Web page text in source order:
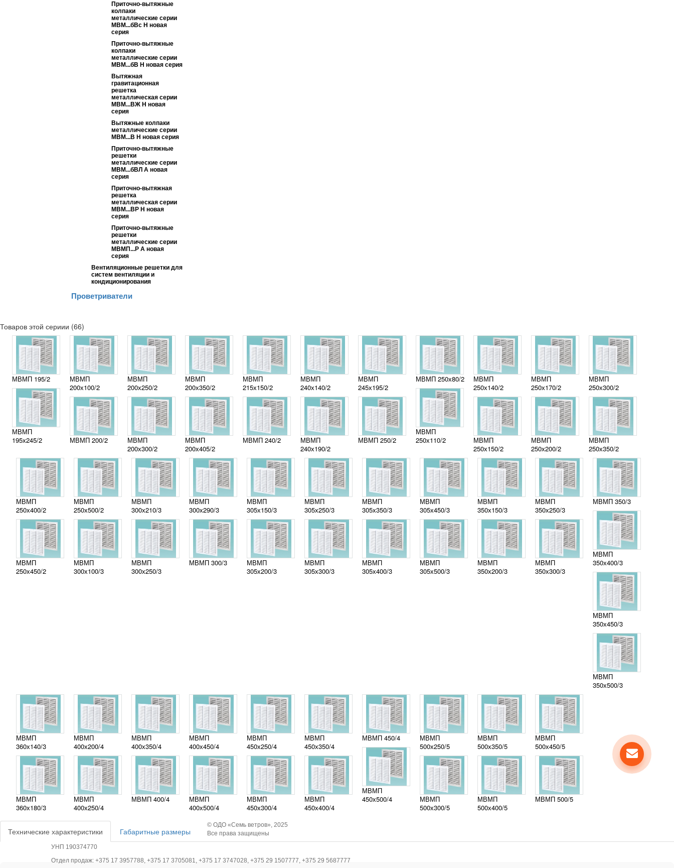
Приточно-вытяжные
колпаки
металлические серии
МВМ...бВс Н новая
серия
Приточно-вытяжные
колпаки
металлические серии
МВМ...бВ Н новая серия
Вытяжная
гравитационная
решетка
металлическая серии
МВМ...ВЖ Н новая
серия
Вытяжные колпаки
металлические серии
МВМ...В Н новая серия
Приточно-вытяжные
решетки
металлические серии
МВМ...бВЛ A новая
серия
Приточно-вытяжная
решетка
металлическая серии
МВМ...ВР Н новая
серия
Приточно-вытяжные
решетки
металлические серии
МВМП...Р А новая
серия
Вентиляционные решетки для
систем вентиляции и
кондиционирования
Проветриватели
Товаров этой сериии (66)
МВМП 195/2
МВМП
195х245/2
МВМП
200х100/2
МВМП 200/2
МВМП
200х250/2
МВМП
200х300/2
МВМП
200х350/2
МВМП
200х405/2
МВМП
215х150/2
МВМП 240/2
МВМП
240х140/2
МВМП
240х190/2
МВМП
245х195/2
МВМП 250/2
МВМП 250х80/2
МВМП
250х110/2
МВМП
250х140/2
МВМП
250х150/2
МВМП
250х170/2
МВМП
250х200/2
МВМП
250х300/2
МВМП
250х350/2
МВМП
250х400/2
МВМП
250х450/2
МВМП
250х500/2
МВМП
300х100/3
МВМП
300х210/3
МВМП
300х250/3
МВМП
300х290/3
МВМП 300/3
МВМП
305х150/3
МВМП
305х200/3
МВМП
305х250/3
МВМП
305х300/3
МВМП
305х350/3
МВМП
305х400/3
МВМП
305х450/3
МВМП
305х500/3
МВМП
350х150/3
МВМП
350х200/3
МВМП
350х250/3
МВМП
350х300/3
МВМП 350/3
МВМП
350х400/3
МВМП
350х450/3
МВМП
350х500/3
МВМП
360х140/3
МВМП
360х180/3
МВМП
400х200/4
МВМП
400х250/4
МВМП
400х350/4
МВМП 400/4
МВМП
400х450/4
МВМП
400х500/4
МВМП
450х250/4
МВМП
450х300/4
МВМП
450х350/4
МВМП
450х400/4
МВМП 450/4
МВМП
450х500/4
МВМП
500х250/5
МВМП
500х300/5
МВМП
500х350/5
МВМП
500х400/5
МВМП
500х450/5
МВМП 500/5
Технические характеристики Габаритные размеры
© ОДО «Семь ветров», 2025
Все права защищены
УНП 190374770
Отдел продаж: +375 17 3957788, +375 17 3705081, +375 17 3747028, +375 29 1507777, +375 29 5687777